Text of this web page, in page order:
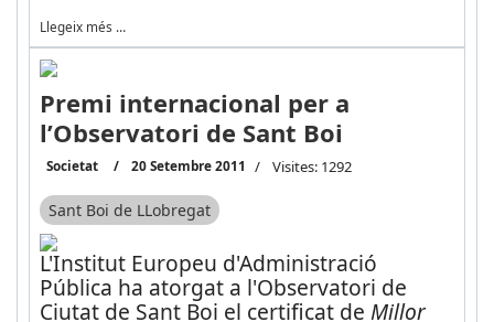
Llegeix més …
Premi internacional per a
l’Observatori de Sant Boi
Societat 20 Setembre 2011 Visites: 1292
Sant Boi de LLobregat
L'Institut Europeu d'Administració
Pública ha atorgat a l'Observatori de
Ciutat de Sant Boi el certificat deMillor